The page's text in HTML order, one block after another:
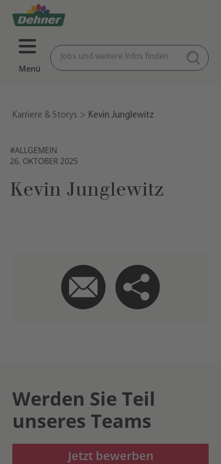
Menü
Karriere & Storys Kevin Junglewitz
#ALLGEMEIN
26. OKTOBER 2025
Kevin Junglewitz
Werden Sie Teil
unseres Teams
Jetzt bewerben